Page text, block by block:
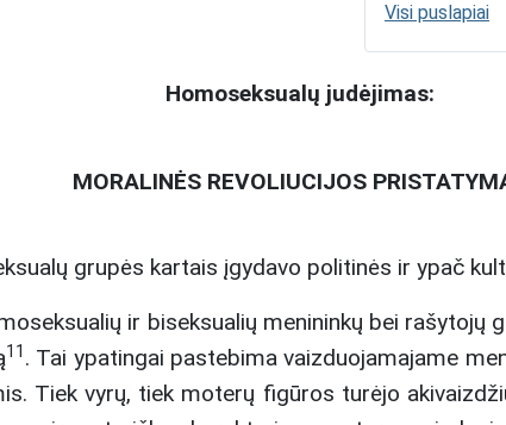
Visi puslapiai
Homoseksualų judėjimas:
MORALINĖS REVOLIUCIJOS
grupės kartais įgydavo politinės ir ypač
ir biseksualių menininkų bei
11 . Tai ypatingai pastebima vaizduojamajame
Tiek vyrų, tiek moterų figūros turėjo